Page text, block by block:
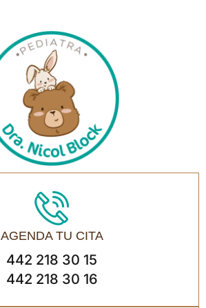
AGENDA TU CITA
442 218 30 15
442 218 30 16